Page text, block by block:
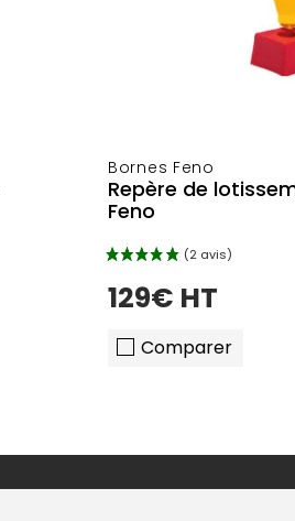
Bornes Feno
Repère de
Feno
129€ HT
Comparer